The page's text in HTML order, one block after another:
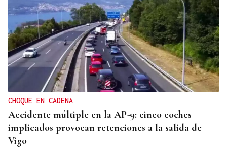
CHOQUE EN CADENA
Accidente múltiple en la AP-9: cinco coches
implicados provocan retenciones a la salida de
Vigo